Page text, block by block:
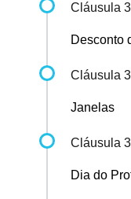
Cláusula
Desconto
Cláusula
Janelas
Cláusula
Dia do